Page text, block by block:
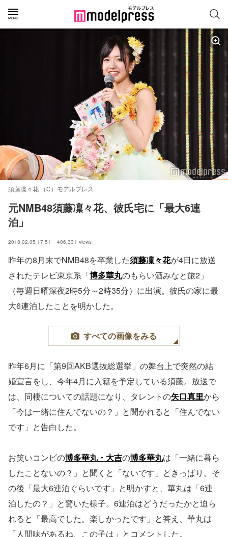
須藤凜々花 （C）モデルプレス
元NMB48須藤凜々花、彼氏宅に「最大6連
泊」
2018.02.05 17:51 406,331 views
昨年の8月末でNMB48を卒業した須藤凜々花が4日に放送
されたテレビ東京系「博多華丸のもらい酒みなと旅2」
（毎週日曜深夜2時5分～2時35分）に出演。彼氏の家に最
大6連泊したことを明かした。
すべての画像をみる
昨年6月に「第9回AKB選抜総選挙」の舞台上で突然の結
婚宣言をし、今年4月に入籍を予定している須藤。放送で
は、同棲についての話題になり、タレントの矢口真里から
「今は一緒に住んでないの？」と聞かれると「住んでない
です」と告白した。
お笑いコンビの博多華丸・大吉の博多華丸は「一緒に暮ら
したことないの？」と聞くと「ないです」ときっぱり。そ
の後「最大6連泊ぐらいです」と明かすと、華丸は「6連
泊したの？」と驚いた様子。6連泊はどうだったかと迫ら
れると「最高でした。楽しかったです」と答え、華丸は
「人間味があるね、この子は」とコメントした。